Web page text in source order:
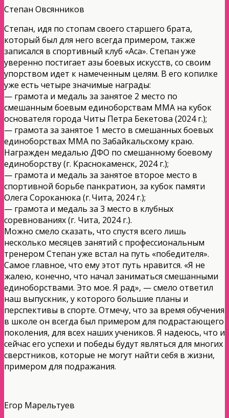
Степан Овсянников
Степан, идя по стопам своего старшего брата,
который был для него всегда примером, также
записался в спортивный клуб «Аса». Степан уже
уверенно постигает азы боевых искусств, со своим
упорством идет к намеченным целям. В его копилке
уже есть четыре значимые награды:
— грамота и медаль за занятое 2 место по
смешанным боевым единоборствам ММА на кубок
основателя города Читы Петра Бекетова (2024 г.);
— грамота за занятое 1 место в смешанных боевых
единоборствах ММА по Забайкальскому краю.
Награжден медалью ДФО по смешанному боевому
единоборству (г. Краснокаменск, 2024 г.);
— грамота и медаль за занятое второе место в
спортивной борьбе панкратион, за кубок памяти
Олега Сороканюка (г. Чита, 2024 г.);
— грамота и медаль за 3 место в клубных
соревнованиях (г. Чита, 2024 г.).
Можно смело сказать, что спустя всего лишь
несколько месяцев занятий с профессиональным
тренером Степан уже встал на путь «победителя».
Самое главное, что ему этот путь нравится. «Я не
жалею, конечно, что начал заниматься смешанными
единоборствами. Это мое. Я рад», — смело ответил
наш выпускник, у которого большие планы и
перспективы в спорте. Отмечу, что за время обучения
в школе он всегда был примером для подрастающего
поколения, для всех наших учеников. Я надеюсь, что и
сейчас его успехи и победы будут являться для многих
сверстников, которые не могут найти себя в жизни,
примером для подражания.
Егор Марельтуев